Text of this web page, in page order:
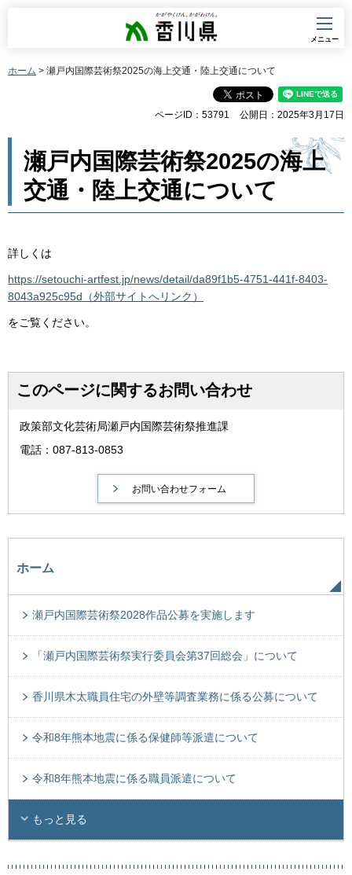
香川県
メニュー
ホーム > 瀬戸内国際芸術祭2025の海上交通・陸上交通について
ページID：53791 公開日：2025年3月17日
瀬戸内国際芸術祭2025の海上
交通・陸上交通について
詳しくは
https://setouchi-artfest.jp/news/detail/da89f1b5-4751-441f-8403-
8043a925c95d（外部サイトへリンク）
をご覧ください。
このページに関するお問い合わせ
政策部文化芸術局瀬戸内国際芸術祭推進課
電話：087-813-0853
ホーム
瀬戸内国際芸術祭2028作品公募を実施します
「瀬戸内国際芸術祭実行委員会第37回総会」について
香川県木太職員住宅の外壁等調査業務に係る公募について
令和8年熊本地震に係る保健師等派遣について
令和8年熊本地震に係る職員派遣について
もっと見る